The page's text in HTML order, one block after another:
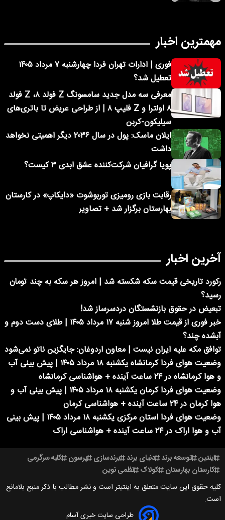
مهمترین اخبار
فوری | ادارات تهران فردا چهارشنبه ۷ مرداد ۱۴۰۵
تعطیل شد؟
معرفی سه مدل جدید سامسونگ Z فولد ۸، Z فولد
۸ اولترا و Z فلیپ ۸ | از طراحی عریض تا باتری‌های
سیلیکون-کربن
ایلان ماسک: پول در سال ۲۰۳۶ دیگر اهمیتی نخواهد
داشت
پویا گرافیان شرکت‌کننده عشق ابدی ۳ کیست؟
رقابت بازی رومیزی توربوشوت «دایکاپ» در کارستان
بهارستان برگزار شد + تصاویر
آخرین اخبار
رکورد تاریخی قیمت سکه شکسته شد | امروز هر سکه به چند تومان
رسید؟
تبعیض در حقوق بازنشستگان دردسرساز شد!
خبر فوری از قیمت طلا امروز شنبه ۱۷ مرداد ۱۴۰۵ | طلای دست دوم و
آبشده چند؟
توافق مکه علیه ایران نیست | معاون اردوغان: جایگزین ناتو نمی‌شود
وضعیت هوای فردا کرمانشاه یکشنبه ۱۸ مرداد ۱۴۰۵ | پیش بینی آب
و هوا کرمانشاه در ۲۴ ساعت آینده + هواشناسی کرمانشاه
وضعیت هوای فردا کرمان یکشنبه ۱۸ مرداد ۱۴۰۵ | پیش بینی آب و
هوا کرمان در ۲۴ ساعت آینده + هواشناسی کرمان
وضعیت هوای فردا استان مرکزی یکشنبه ۱۸ مرداد ۱۴۰۵ | پیش بینی
آب و هوا اراک در ۲۴ ساعت آینده + هواشناسی اراک
اینتین توسعه برند دنیای برند برندسازی پرسون کلبه سرگرمی
کارستان بهارستان کولاک نظمی نوین
کلیه حقوق این سایت متعلق به اینتیتر است و نشر مطالب با ذکر منبع بلامانع
است.
طراحی سایت خبری آسام